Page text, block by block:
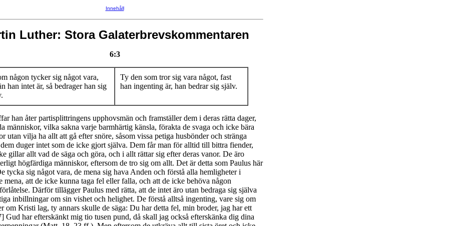
Innehåll
Luther: Stora Galaterbrevskommentaren
6:3
någon tycker sig något vara,
han intet är, så bedrager han sig
Ty den som tror sig vara något, fast
han ingenting är, han bedrar sig själv.
han åter partisplittringens upphovsmän och framställer dem i deras rätta dager,
människor, vilka sakna varje barmhärtig känsla, förakta de svaga och icke bära
utan vilja ha allt att gå efter snöre, såsom vissa petiga husbönder och stränga
duger intet som de icke gjort själva. Dem får man för alltid till bittra fiender,
gillar allt vad de säga och göra, och i allt rättar sig efter deras vanor. De äro
högfärdiga människor, eftersom de tro sig om allt. Det är detta som Paulus här
tycka sig något vara, de mena sig hava Anden och förstå alla hemligheter i
mena, att de icke kunna taga fel eller falla, och att de icke behöva någon
Därför tillägger Paulus med rätta, att de intet äro utan bedraga sig själva
inbillningar om sin vishet och helighet. De förstå alltså ingenting, vare sig om
om Kristi lag, ty annars skulle de säga: Du har detta fel, min broder, jag har ett
Gud har efterskänkt mig tio tusen pund, då skall jag också efterskänka dig dina